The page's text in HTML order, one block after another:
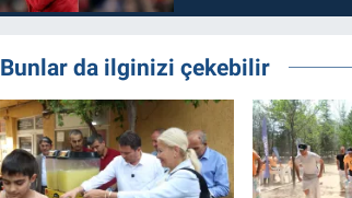
Bunlar da ilginizi çekebilir